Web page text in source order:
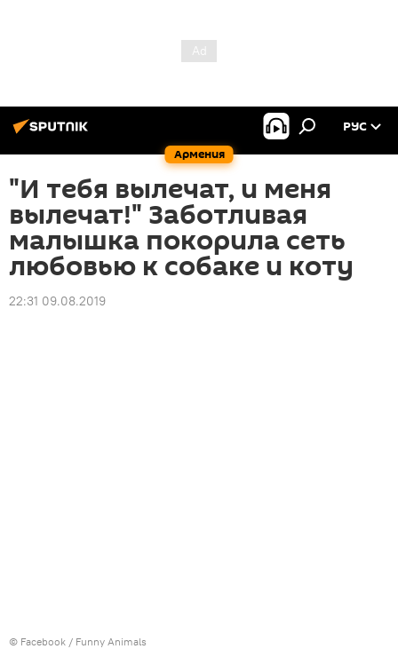
Армения
РУС
"И тебя вылечат, и меня
вылечат!" Заботливая
малышка покорила сеть
любовью к собаке и коту
22:31 09.08.2019
© Facebook / Funny Animals